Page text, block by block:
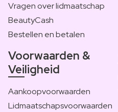
Vragen over lidmaatschap
BeautyCash
Bestellen en betalen
Voorwaarden &
Veiligheid
Aankoopvoorwaarden
Lidmaatschapsvoorwaarden